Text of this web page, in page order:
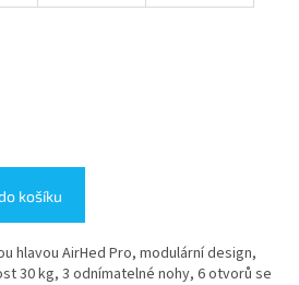
košíku
hlavou AirHed Pro, modulární design,
30 kg, 3 odnímatelné nohy, 6 otvorů se